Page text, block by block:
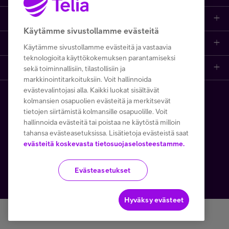
Minun Telia Yrityksille
Inspiroidu
EN SV
IT-palvelut
Yrittäjän palvelut
Julkishallinnolle
Wholesale
Business
5G yrityksille
Microsoft 365
Etusivu
Yhteystiedot
Paikalliset yritysmyyjät
Viat ja häiriöt
Laskut ja maksaminen
Asiakkuuden hallinta
Verkko ja tukiasemat
Opi ja inspiroidu
Kaikki sisällöt
Artikkelit
Referenssit
Asiakasvinkit
Webinaarit ja koulutukset
Tapahtumat
Telia
Telia
Telia Cygate
Telia Finland
Telia yrityksenä
Vastuullisuus
Turvaverkko
Töissä Telialla
Copyright Telia Company 2026
Kaikki hinnat ALV 0 %
Käyttöehdot
Toimitusehdot
Käytämme sivustollamme evästeitä
Käytämme sivustollamme evästeitä ja vastaavia
teknologioita käyttökokemuksen parantamiseksi
sekä toiminnallisiin, tilastollisiin ja
markkinointitarkoituksiin. Voit hallinnoida
evästevalintojasi alla. Kaikki luokat sisältävät
kolmansien osapuolien evästeitä ja merkitsevät
tietojen siirtämistä kolmansille osapuolille. Voit
hallinnoida evästeitä tai poistaa ne käytöstä milloin
tahansa evästeasetuksissa. Lisätietoja evästeistä saat
evästeitä koskevasta tietosuojaselosteestamme.
Evästeasetukset
Hyväksy evästeet